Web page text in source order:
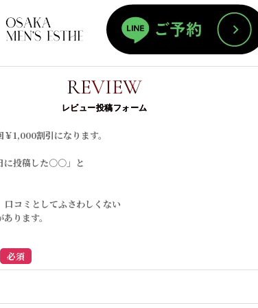
ホーム レ
REVIEW
レビュー投稿フォーム
1,000割引になります。
投稿した○○」と
コミとしてふさわしくない
ります。
必須